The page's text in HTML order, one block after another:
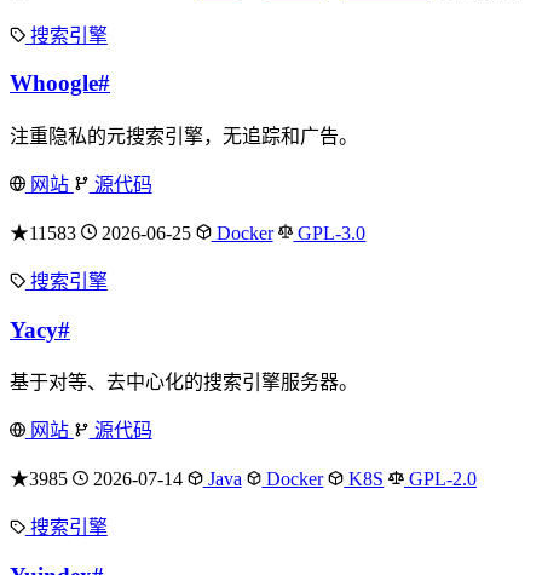
搜索引擎
Whoogle#
注重隐私的元搜索引擎，无追踪和广告。
网站 源代码
★11583 2026-06-25 Docker GPL-3.0
搜索引擎
Yacy#
基于对等、去中心化的搜索引擎服务器。
网站 源代码
★3985 2026-07-14 Java Docker K8S GPL-2.0
搜索引擎